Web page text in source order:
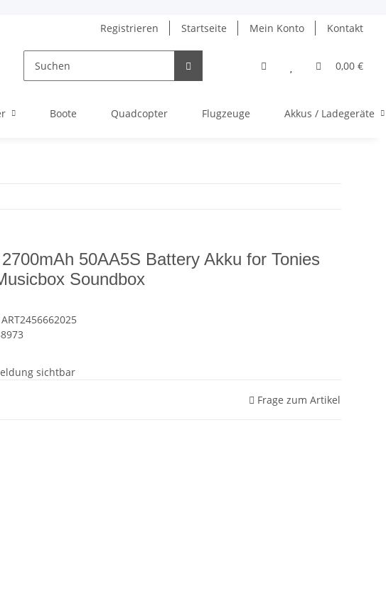
Registrieren
Startseite Mein Konto Kontakt
0,00 €
Boote Quadcopter Flugzeuge Akkus / Ladegeräte
50AA5S Battery Akku for Tonies
Soundbox
ART2456662025
sichtbar
Frage zum Artikel